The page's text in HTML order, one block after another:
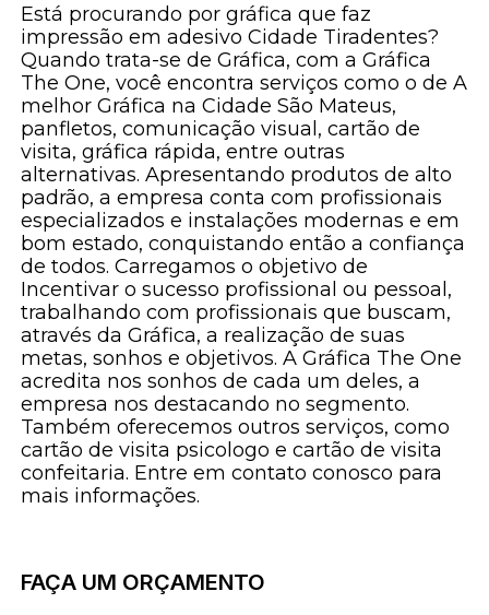
Está procurando por gráfica que faz
impressão em adesivo Cidade Tiradentes?
Quando trata-se de Gráfica, com a Gráfica
The One, você encontra serviços como o de A
melhor Gráfica na Cidade São Mateus,
panfletos, comunicação visual, cartão de
visita, gráfica rápida, entre outras
alternativas. Apresentando produtos de alto
padrão, a empresa conta com profissionais
especializados e instalações modernas e em
bom estado, conquistando então a confiança
de todos. Carregamos o objetivo de
Incentivar o sucesso profissional ou pessoal,
trabalhando com profissionais que buscam,
através da Gráfica, a realização de suas
metas, sonhos e objetivos. A Gráfica The One
acredita nos sonhos de cada um deles, a
empresa nos destacando no segmento.
Também oferecemos outros serviços, como
cartão de visita psicologo e cartão de visita
confeitaria. Entre em contato conosco para
mais informações.
FAÇA UM ORÇAMENTO